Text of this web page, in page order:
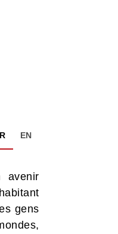
EN
avenir
gens